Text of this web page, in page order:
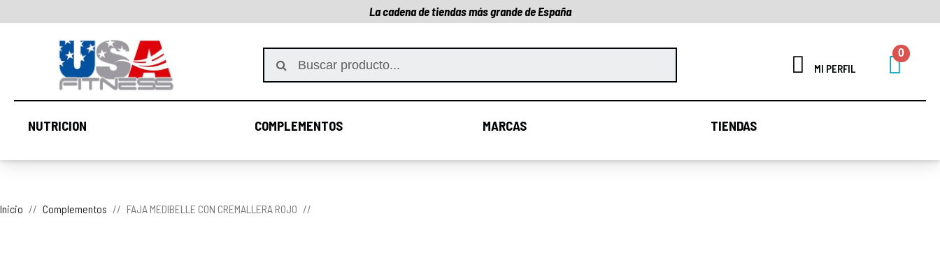
La cadena de tiendas más grande de España
MI PERFIL
NUTRICION COMPLEMENTOS MARCAS TIENDAS
COMPLEMENTOS MARCAS
Inicio Complementos FAJA MEDIBELLE CON CREMALLERA ROJO